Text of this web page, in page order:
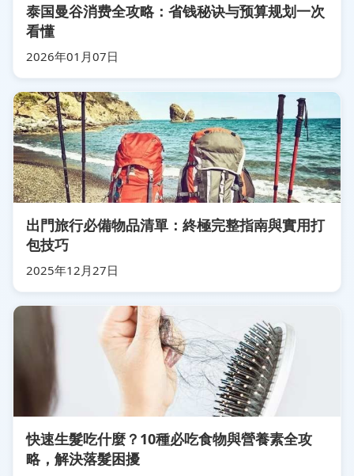
泰国曼谷消费全攻略：省钱秘诀与预算规划一次
看懂
2026年01月07日
出門旅行必備物品清單：終極完整指南與實用打
包技巧
2025年12月27日
快速生髮吃什麼？10種必吃食物與營養素全攻
略，解決落髮困擾